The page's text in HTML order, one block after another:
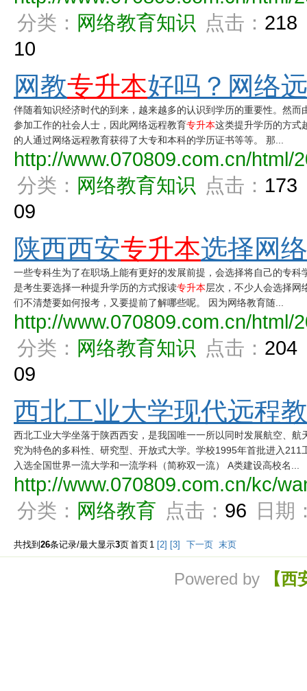
分类： 网络教育知识 点击： 218
10
网教专升本好吗？网络
伴随着知识经济时代的到来，越来越多的认识到学历的重要性。然而
参加工作的社会人士，因此网络远程教育专升本这类提升学历的方式
的人通过网络远程教育获得了大专和本科的学历证书等等。 那...
http://www.070809.com.cn/html/
分类： 网络教育知识 点击： 173
09
陕西西安专升本选择网
一些专科生为了在职场上能有更好的发展前提，会选择将自己的专科
是考生要选择一种提升学历的方式报读专升本层次，不少人会选择网
们不清楚要如何报考，又要提前了解哪些呢。 因为网络教育随...
http://www.070809.com.cn/html/
分类： 网络教育知识 点击： 204
09
西北工业大学现代远程
西北工业大学坐落于陕西西安，是我国唯一一所以同时发展航空、航
究为特色的多科性、研究型、开放式大学。学校1995年首批进入
入选全国世界一流大学和一流学科（简称双一流） A类建设高校名...
http://www.070809.com.cn/kc/
分类： 网络教育 点击： 96 日期
共找到 26条记录/最大显示3页首页 1 [2] [3] 下一页 末页
Powered by 【